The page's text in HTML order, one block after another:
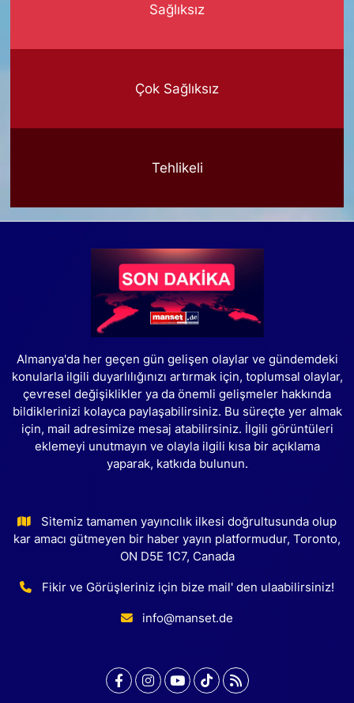
Sağlıksız
Çok Sağlıksız
Tehlikeli
Almanya'da her geçen gün gelişen olaylar ve gündemdeki
konularla ilgili duyarlılığınızı artırmak için, toplumsal olaylar,
çevresel değişiklikler ya da önemli gelişmeler hakkında
bildiklerinizi kolayca paylaşabilirsiniz. Bu süreçte yer almak
için, mail adresimize mesaj atabilirsiniz. İlgili görüntüleri
eklemeyi unutmayın ve olayla ilgili kısa bir açıklama
yaparak, katkıda bulunun.
Sitemiz tamamen yayıncılık ilkesi doğrultusunda olup
kar amacı gütmeyen bir haber yayın platformudur, Toronto,
ON D5E 1C7, Canada
Fikir ve Görüşleriniz için bize mail' den ulaabilirsiniz!
info@manset.de